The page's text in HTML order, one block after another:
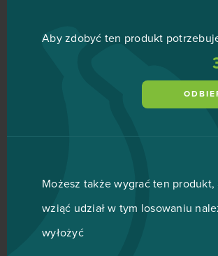
Aby zdobyć ten produkt
Możesz także wygrać ten produkt,
wziąć udział w tym losowaniu
wyłożyć